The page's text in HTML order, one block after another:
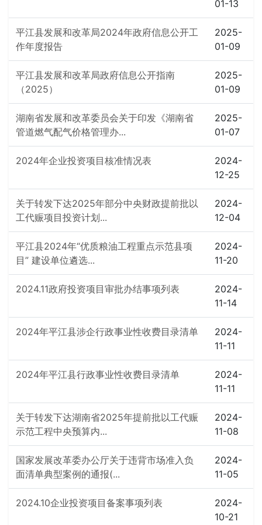
01-13
平江县发展和改革局2024年政府信息公开工
作年度报告
2025-
01-09
平江县发展和改革局政府信息公开指南
（2025）
2025-
01-09
湖南省发展和改革委员会关于印发《湖南省
管道燃气配气价格管理办...
2025-
01-07
2024年企业投资项目核准情况表
2024-
12-25
关于转发下达2025年部分中央财政提前批以
工代赈项目投资计划...
2024-
12-04
平江县2024年“优质粮油工程重点示范县项
目” 建设单位遴选...
2024-
11-20
2024.11政府投资项目审批办结事项列表
2024-
11-14
2024年平江县涉企行政事业性收费目录清单
2024-
11-11
2024年平江县行政事业性收费目录清单
2024-
11-11
关于转发下达湖南省2025年提前批以工代赈
示范工程中央预算内...
2024-
11-08
国家发展改革委办公厅关于违背市场准入负
面清单典型案例的通报(...
2024-
11-05
2024.10企业投资项目备案事项列表
2024-
10-21